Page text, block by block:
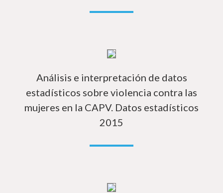
Análisis e interpretación de datos
estadísticos sobre violencia contra las
mujeres en la CAPV. Datos estadísticos
2015